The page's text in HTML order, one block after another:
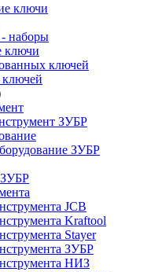
ключи
наборы
ключи
ключей
ЗУБР
ЗУБР
JCB
Kraftool
Stayer
ЗУБР
НИЗ